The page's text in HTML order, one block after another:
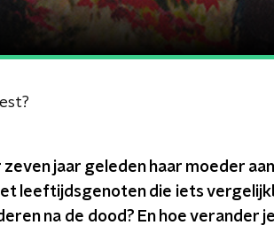
jaar geleden haar moeder
leeftijdsgenoten die iets
na de dood? En hoe verander